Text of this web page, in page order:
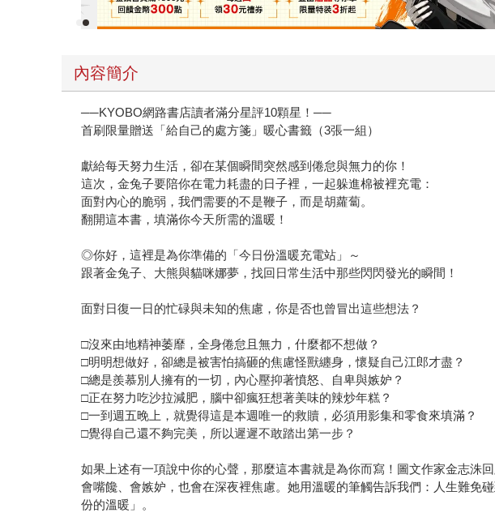
內容簡介
──KYOBO網路書店讀者滿分星評10顆星！──
首刷限量贈送「給自己的處方箋」暖心書籤（3張一組）
獻給每天努力生活，卻在某個瞬間突然感到倦怠與無力的你！
這次，金兔子要陪你在電力耗盡的日子裡，一起躲進棉被裡充電：
面對內心的脆弱，我們需要的不是鞭子，而是胡蘿蔔。
翻開這本書，填滿你今天所需的溫暖！
◎你好，這裡是為你準備的「今日份溫暖充電站」～
跟著金兔子、大熊與貓咪娜夢，找回日常生活中那些閃閃發光的瞬間！
面對日復一日的忙碌與未知的焦慮，你是否也曾冒出這些想法？
□沒來由地精神萎靡，全身倦怠且無力，什麼都不想做？
□明明想做好，卻總是被害怕搞砸的焦慮怪獸纏身，懷疑自己江郎才盡？
□總是羨慕別人擁有的一切，內心壓抑著憤怒、自卑與嫉妒？
□正在努力吃沙拉減肥，腦中卻瘋狂想著美味的辣炒年糕？
□一到週五晚上，就覺得這是本週唯一的救贖，必須用影集和零食來填滿？
□覺得自己還不夠完美，所以遲遲不敢踏出第一步？
如果上述有一項說中你的心聲，那麼這本書就是為你而寫！圖文作家金志洙
會嘴饞、會嫉妒，也會在深夜裡焦慮。她用溫暖的筆觸告訴我們：人生難免
份的溫暖」。